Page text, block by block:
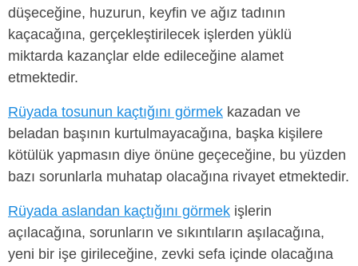
düşeceğine, huzurun, keyfin ve ağız tadının
kaçacağına, gerçekleştirilecek işlerden yüklü
miktarda kazançlar elde edileceğine alamet
etmektedir.
Rüyada tosunun kaçtığını görmek kazadan ve
beladan başının kurtulmayacağına, başka kişilere
kötülük yapmasın diye önüne geçeceğine, bu yüzden
bazı sorunlarla muhatap olacağına rivayet etmektedir.
Rüyada aslandan kaçtığını görmek işlerin
açılacağına, sorunların ve sıkıntıların aşılacağına,
yeni bir işe girileceğine, zevki sefa içinde olacağına